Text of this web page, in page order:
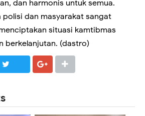
dan harmonis untuk semua.
polisi dan masyarakat sangat
situasi kamtibmas
berkelanjutan. (dastro)